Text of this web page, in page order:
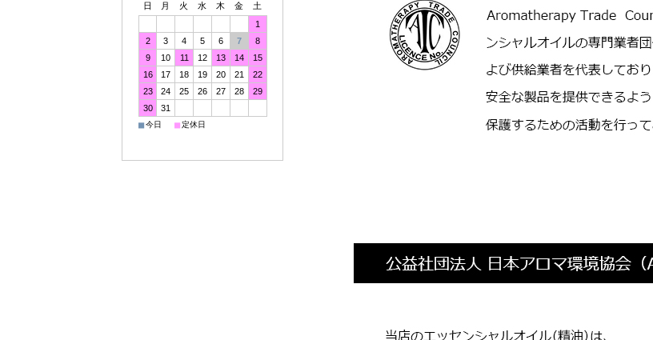
日 月 火 水 木 金
土
1
2
3 4 5 6 7
8
9
10 11 12 13 14
15
16
17 18 19 20 21
22
23
24 25 26 27 28
29
30
31
■今日 ■定休日